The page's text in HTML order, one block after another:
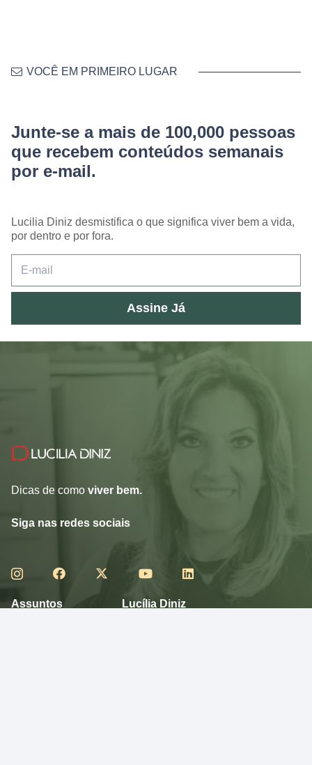
VOCÊ EM PRIMEIRO LUGAR
Junte-se a mais de 100,000 pessoas
que recebem conteúdos semanais
por e-mail.
Lucilia Diniz desmistifica o que significa viver bem a vida,
por dentro e por fora.
Assine Já
Dicas de como viver bem.
Siga nas redes sociais
Assuntos Lucília Diniz